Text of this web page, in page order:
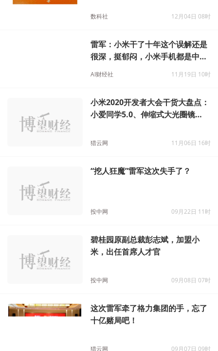
数科社 12月04日 08时
雷军：小米干了十年这个误解还是
很深，挺郁闷，小米手机都是中低
AI财经社 11月19日 10时
小米2020开发者大会干货大盘点：
小爱同学5.0、伸缩式大光圈镜
台！
猎云网 11月06日 16时
“挖人狂魔”雷军这次失手了？
投中网 09月22日 11时
碧桂园原副总裁彭志斌，加盟小
米，出任首席人才官
投中网 09月08日 07时
这次雷军牵了格力集团的手，忘了
十亿赌局吧！
猎云网 09月07日 09时